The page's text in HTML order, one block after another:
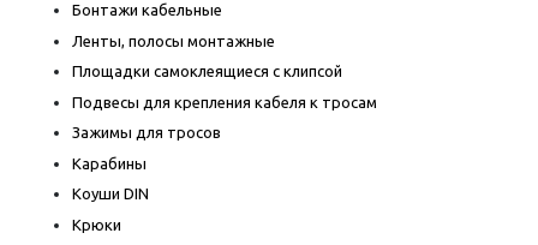
Бонтажи кабельные
Ленты, полосы монтажные
Площадки самоклеящиеся с клипсой
Подвесы для крепления кабеля к тросам
Зажимы для тросов
Карабины
Коуши DIN
Крюки